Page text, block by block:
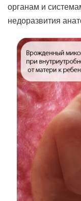
органам и
недоразвития